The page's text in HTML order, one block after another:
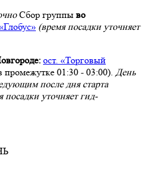
Сбор группы во
(время посадки уточняет
ост. «Торговый
промежутке 01:30 - 03:00). День
после дня старта
посадки уточняет гид-